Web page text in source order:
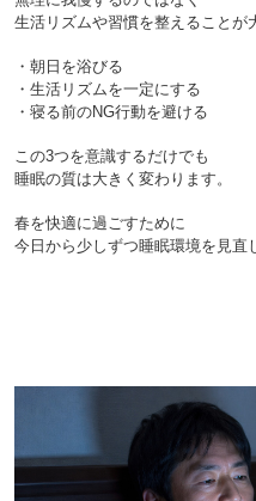
生活リズムや習慣を整えることが
・朝日を浴びる
・生活リズムを一定にする
・寝る前のNG行動を避ける
この3つを意識するだけでも
睡眠の質は大きく変わります。
春を快適に過ごすために
今日から少しずつ睡眠環境を見直